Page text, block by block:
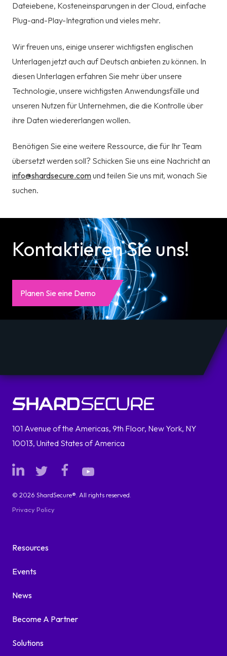
Dateiebene, Kosteneinsparungen in der Cloud, einfache
Plug-and-Play-Integration und vieles mehr.
Wir freuen uns, einige unserer wichtigsten englischen
Unterlagen jetzt auch auf Deutsch anbieten zu können. In
diesen Unterlagen erfahren Sie mehr über unsere
Technologie, unsere wichtigsten Anwendungsfälle und
unseren Nutzen für Unternehmen, die die Kontrolle über
ihre Daten wiedererlangen wollen.
Benötigen Sie eine weitere Ressource, die für Ihr Team
übersetzt werden soll? Schicken Sie uns eine Nachricht an
info@shardsecure.comund teilen Sie uns mit, wonach Sie
suchen.
Kontaktieren Sie uns!
Planen Sie eine Demo
101 Avenue of the Americas, 9th Floor, New York, NY
10013, United States of America
© 2026 ShardSecure®. All rights reserved.
Privacy Policy
Resources
Events
News
Become A Partner
Solutions